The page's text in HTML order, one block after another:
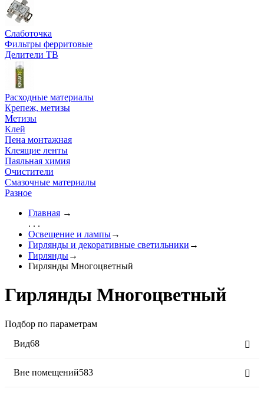
Слаботочка
Фильтры ферритовые
Делители ТВ
Расходные материалы
Крепеж, метизы
Метизы
Клей
Пена монтажная
Клеящие ленты
Паяльная химия
Очистители
Смазочные материалы
Разное
Главная →
. . .
Освещение и лампы→
Гирлянды и декоративные светильники →
Гирлянды→
Гирлянды Многоцветный
Гирлянды Многоцветный
Подбор по параметрам
Вид68
Вне помещений583